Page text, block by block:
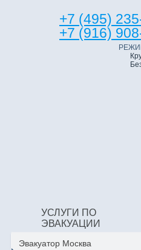
+7 (495)
+7 (916)
УСЛУГИ ПО
ЭВАКУАЦИИ
Эвакуатор Москва